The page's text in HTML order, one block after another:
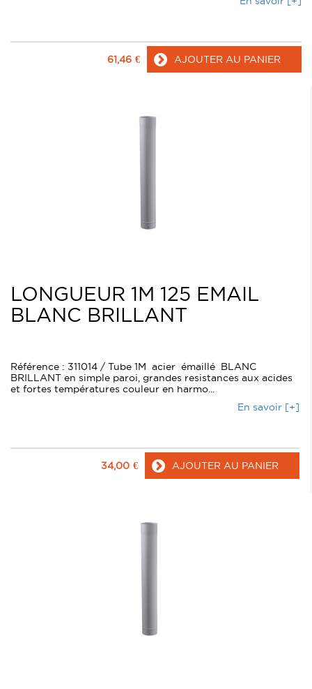
61,46 € AJOUTER AU PANIER
LONGUEUR 1M 125 EMAIL
BLANC BRILLANT
Référence : 311014 / Tube 1M acier émaillé BLANC
BRILLANT en simple paroi, grandes resistances aux acides
et fortes températures couleur en harmo...
En savoir [+]
34,00 € AJOUTER AU PANIER